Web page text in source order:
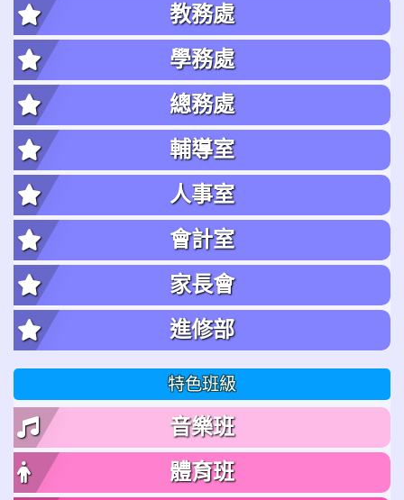
教務處
學務處
總務處
輔導室
人事室
會計室
家長會
進修部
特色班級
音樂班
體育班